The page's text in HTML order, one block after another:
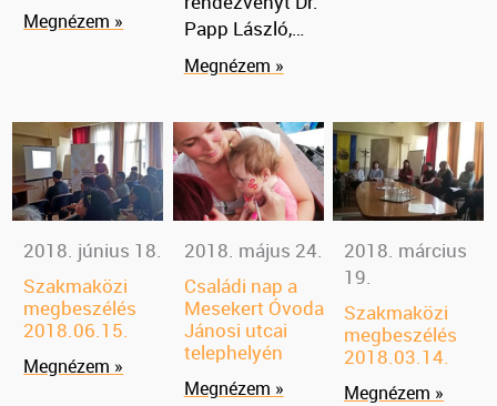
Megnézem »
Papp László,…
Megnézem »
2018. június 18.
Szakmaközi
megbeszélés
2018.06.15.
Megnézem »
2018. május 24.
Családi nap a
Mesekert Óvoda
Jánosi utcai
telephelyén
Megnézem »
2018. március
19.
Szakmaközi
megbeszélés
2018.03.14.
Megnézem »